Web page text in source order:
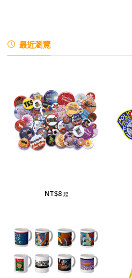
最近瀏覽
NT$8